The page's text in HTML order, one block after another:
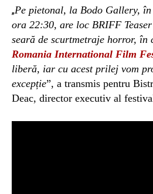
„Pe pietonal, la Bodo Gallery, în
ora 22:30, are loc BRIFF Teaser
seară de scurtmetraje horror, în
Romania International Film
liberă, iar cu acest prilej vom p
excepție”, a transmis pentru
Deac, director executiv al